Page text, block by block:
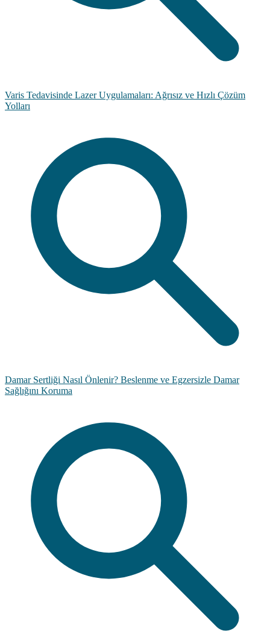
Varis Tedavisinde Lazer Uygulamaları: Ağrısız ve Hızlı Çözüm
Yolları
Damar Sertliği Nasıl Önlenir? Beslenme ve Egzersizle Damar
Sağlığını Koruma